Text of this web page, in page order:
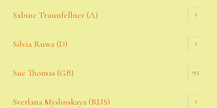
Sabine Traunfellner (A) 1
Silvia Ruwa (D) 1
Sue Thomas (GB) 93
Svetlana Myslinskaya (RUS) 1